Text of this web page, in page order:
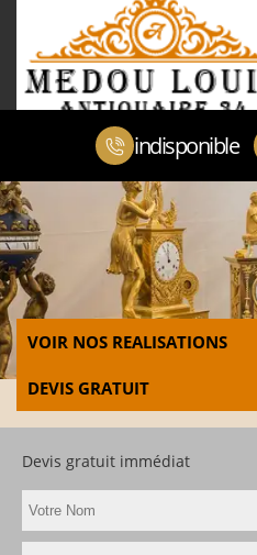
indisponible
VOIR NOS REALISATIONS
DEVIS GRATUIT
Devis gratuit immédiat